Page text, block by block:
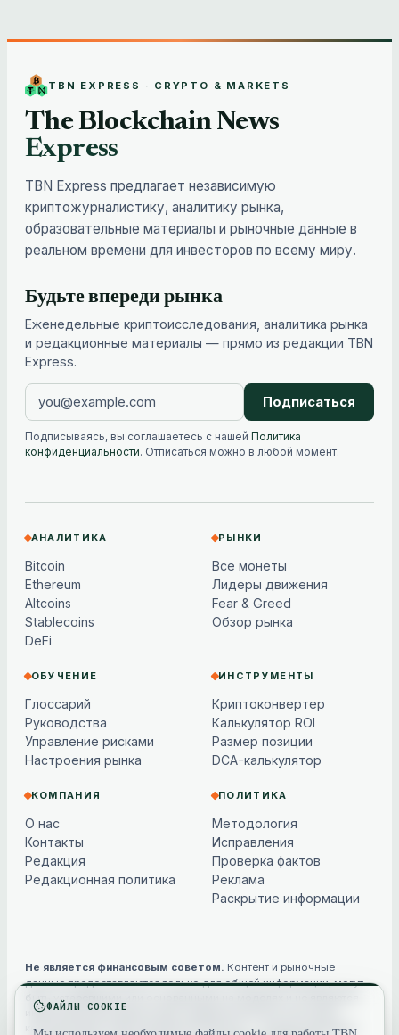
TBN EXPRESS · CRYPTO & MARKETS
The Blockchain News
Express
TBN Express предлагает независимую
криптожурналистику, аналитику рынка,
образовательные материалы и рыночные данные в
реальном времени для инвесторов по всему миру.
Будьте впереди рынка
Еженедельные криптоисследования, аналитика рынка
и редакционные материалы — прямо из редакции TBN
Express.
Подписаться
Подписываясь, вы соглашаетесь с нашей Политика
конфиденциальности. Отписаться можно в любой момент.
АНАЛИТИКА
Bitcoin
Ethereum
Altcoins
Stablecoins
DeFi
РЫНКИ
Все монеты
Лидеры движения
Fear & Greed
Обзор рынка
ОБУЧЕНИЕ
Глоссарий
Руководства
Управление рисками
Настроения рынка
ИНСТРУМЕНТЫ
Криптоконвертер
Калькулятор ROI
Размер позиции
DCA-калькулятор
КОМПАНИЯ
О нас
Контакты
Редакция
Редакционная политика
ПОЛИТИКА
Методология
Исправления
Проверка фактов
Реклама
Раскрытие информации
Не является финансовым советом. Контент и рыночные
данные предоставляются только для общей информации, могут
быть устаревшими или основанными на моделях и не являются
инвестиционной, финансовой, юридической или налоговой
консультацией. Криптоактивы волатильны — всегда проводите
ФАЙЛЫ COOKIE